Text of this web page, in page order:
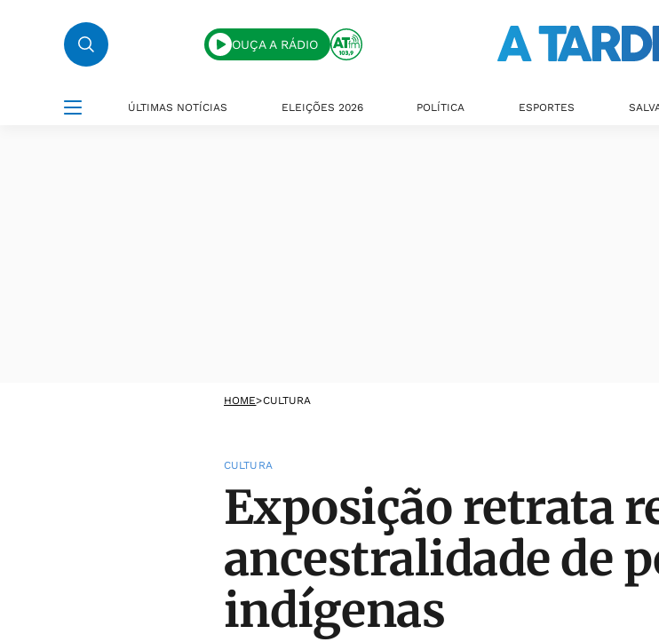
OUÇA A RÁDIO
ÚLTIMAS NOTÍCIAS ELEIÇÕES 2026 POLÍTICA ESPORTES
HOME>CULTURA
CULTURA
Exposição retrata
ancestralidade de
indígenas